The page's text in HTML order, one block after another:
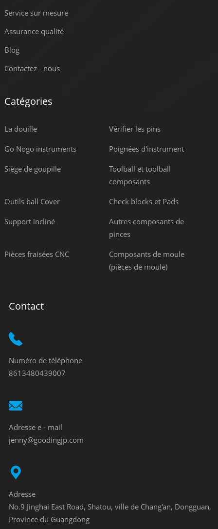
Service sur mesure
Assurance qualité
Blog
Contactez - nous
Catégories
La douille Vérifier les pins
Go Nogo instruments Poignées d'instrument
Siège de goupille
Toolball et toolball
composants
Outils ball Cover Check blocks et Pads
Support incliné
Autres composants de
pinces
Pièces fraisées CNC
Composants de moule
(pièces de moule)
Contact
Numéro de téléphone
8613480439007
Adresse e - mail
jenny@goodingjp.com
Adresse
No.9 Jinghai East Road, Shatou, ville de Chang'an, Dongguan,
Province du Guangdong